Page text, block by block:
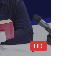
HD